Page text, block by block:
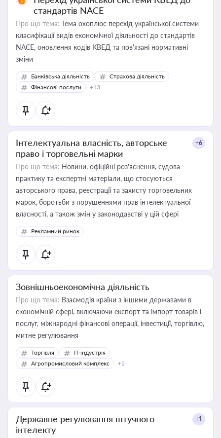
стандартів NACE
Про що тема: Тема охоплює перехід української системи
класифікації видів економічної діяльності до стандартів
NACE, оновлення кодів КВЕД та пов'язані нормативні
зміни
Банківська діяльність
Страхова діяльність
Фінансові послуги
+13
Інтелектуальна власність, авторське
право і торговельні марки
+6
Про що тема: Новини, офіційні роз’яснення, судова
практику та експертні матеріали, що стосуються
авторського права, реєстрації та захисту торговельних
марок, боротьби з порушеннями прав інтелектуальної
власності, а також змін у законодавстві у цій сфері
Рекламний ринок
Зовнішньоекономічна діяльність
Про що тема: Взаємодія країни з іншими державами в
економічній сфері, включаючи експорт та імпорт товарів і
послуг, міжнародні фінансові операції, інвестиції, торгівлю,
митне регулювання
Торгівля
IT-індустрія
Агропромисловий комплекс
+2
Державне регулювання штучного
інтелекту
+1